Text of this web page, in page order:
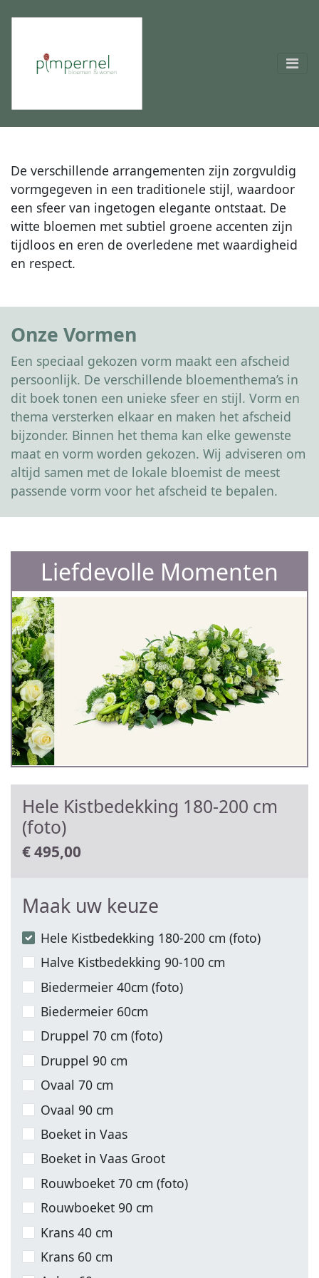
De verschillende arrangementen zijn zorgvuldig
vormgegeven in een traditionele stijl, waardoor
een sfeer van ingetogen elegante ontstaat. De
witte bloemen met subtiel groene accenten zijn
tijdloos en eren de overledene met waardigheid
en respect.
Onze Vormen
Een speciaal gekozen vorm maakt een afscheid
persoonlijk. De verschillende bloementhema’s in
dit boek tonen een unieke sfeer en stijl. Vorm en
thema versterken elkaar en maken het afscheid
bijzonder. Binnen het thema kan elke gewenste
maat en vorm worden gekozen. Wij adviseren om
altijd samen met de lokale bloemist de meest
passende vorm voor het afscheid te bepalen.
Liefdevolle Momenten
Hele Kistbedekking 180-200 cm
(foto)
€495,00
Maak uw keuze
Hele Kistbedekking 180-200 cm (foto)
Halve Kistbedekking 90-100 cm
Biedermeier 40cm (foto)
Biedermeier 60cm
Druppel 70 cm (foto)
Druppel 90 cm
Ovaal 70 cm
Ovaal 90 cm
Boeket in Vaas
Boeket in Vaas Groot
Rouwboeket 70 cm (foto)
Rouwboeket 90 cm
Krans 40 cm
Krans 60 cm